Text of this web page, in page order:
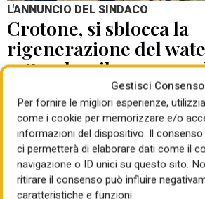
Gestisci Consenso
Per fornire le migliori esperienze,
come i cookie per memorizzare e/o
informazioni del dispositivo. Il
ci permetterà di elaborare dati come il
navigazione o ID unici su questo sito.
ritirare il consenso può influire
caratteristiche e funzioni.
L'ANNUNCIO DEL SINDACO
Crotone, si sblocca la
rigenerazione del
settembre il concorso
progettazione
05 Ago 2026 di Mauro